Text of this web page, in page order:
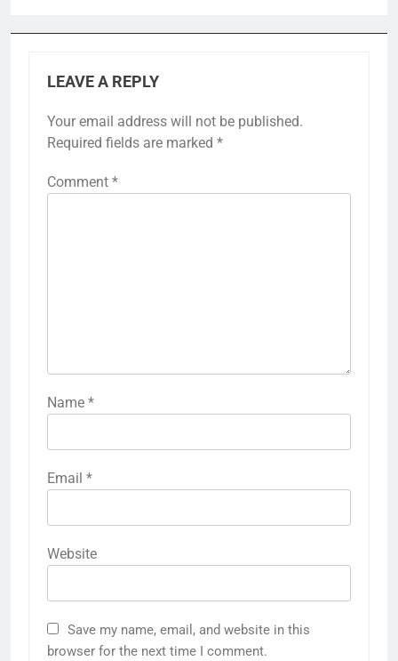
LEAVE A REPLY
Your email address will not be published.
Required fields are marked *
Comment *
Name *
Email *
Website
Save my name, email, and website in this
browser for the next time I comment.